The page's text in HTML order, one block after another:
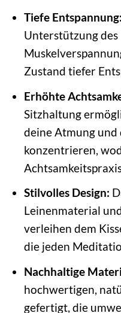
Tiefe Entspannung:
Unterstützung
Zustand tiefer
Erhöhte
Sitzhaltung
deine Atmung
konzentrieren,
Stilvolles Design:
Leinenmaterial
verleihen dem
die jeden
Nachhaltige
hochwertigen,
gefertigt, die